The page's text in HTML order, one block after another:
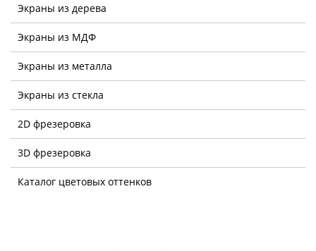
Экраны из дерева
Экраны из МДФ
Экраны из металла
Экраны из стекла
2D фрезеровка
3D фрезеровка
Каталог цветовых оттенков